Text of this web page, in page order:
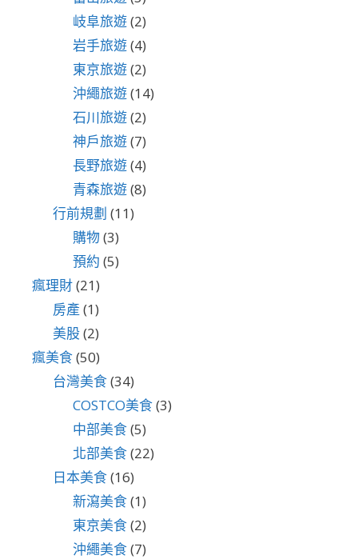
岐阜旅遊(2)
岩手旅遊(4)
東京旅遊(2)
沖繩旅遊(14)
石川旅遊(2)
神戶旅遊(7)
長野旅遊(4)
青森旅遊(8)
行前規劃 (11)
購物(3)
預約 (5)
瘋理財(21)
房產 (1)
美股(2)
瘋美食(50)
台灣美食(34)
COSTCO美食(3)
中部美食(5)
北部美食(22)
日本美食(16)
新瀉美食(1)
東京美食(2)
沖繩美食(7)